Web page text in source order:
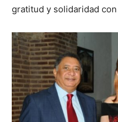
gratitud y solidaridad